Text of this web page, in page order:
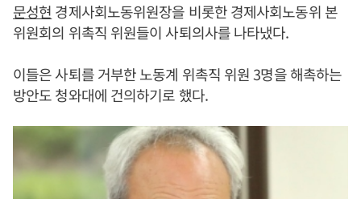
문성현 경제사회노동위원장을 비롯한 경제사회노동위 본
위원회의 위촉직 위원들이 사퇴의사를 나타냈다.
이들은 사퇴를 거부한 노동계 위촉직 위원 3명을 해촉하는
방안도 청와대에 건의하기로 했다.